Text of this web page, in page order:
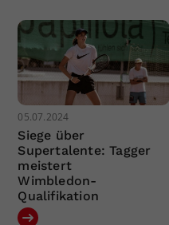
05.07.2024
Siege über
Supertalente: Tagger
meistert
Wimbledon-
Qualifikation